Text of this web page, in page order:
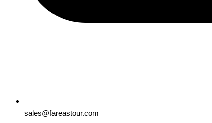
sales@fareastour.com